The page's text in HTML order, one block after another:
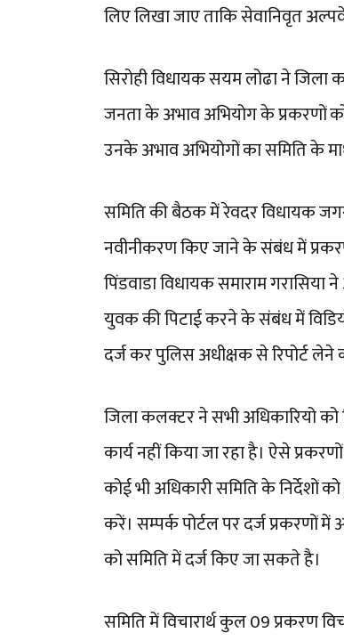
लिए लिखा जाए ताकि सेवानिवृत
सिरोही विधायक सयम लोढा ने
जनता के अभाव अभियोग के प्रकरणों
उनके अभाव अभियोगों का समिति के
समिति की बैठक में रेवदर विधायक
नवीनीकरण किए जाने के संबंध में
पिंडवाडा विधायक समाराम
युवक की पिटाई करने के संबंध में
दर्ज कर पुलिस अधीक्षक से रिपोर्ट लेने
जिला कलक्टर ने सभी अधिकारियो को
कार्य नहीं किया जा रहा है। ऐसे
कोई भी अधिकारी समिति के निर्देशों
करें। सम्पर्क पोर्टल पर दर्ज प्रकरणों में
को समिति में दर्ज किए जा सकते है।
समिति में विचारार्थ कुल 09 प्रकरण